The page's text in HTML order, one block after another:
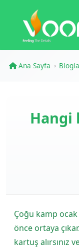
Sertifikalar
Vaka
Ana Sayfa ›
Hangi
Çoğu kamp
önce ortaya
kartuş alırsınız